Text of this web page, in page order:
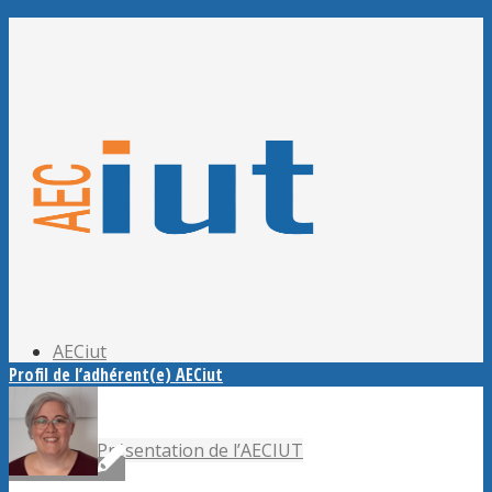
AECiut
Présentation de l’AECIUT
Profil de l’adhérent(e) AECiut